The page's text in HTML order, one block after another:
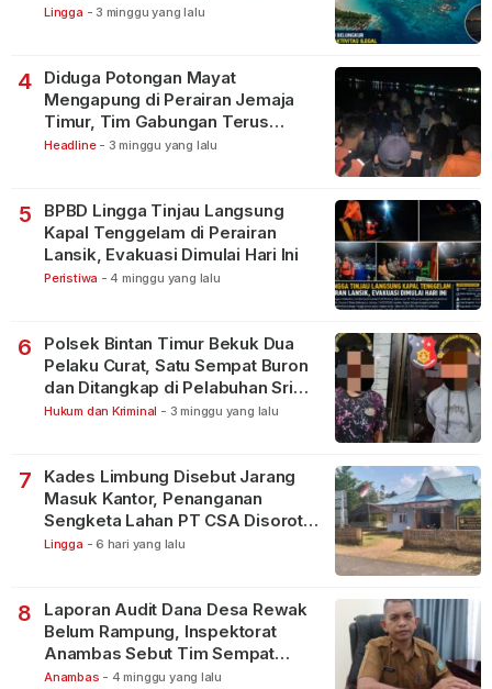
Lingga - 3 minggu yang lalu
4
Diduga Potongan Mayat
Mengapung di Perairan Jemaja
Timur, Tim Gabungan Terus
Lakukan Pencarian
Headline - 3 minggu yang lalu
5
BPBD Lingga Tinjau Langsung
Kapal Tenggelam di Perairan
Lansik, Evakuasi Dimulai Hari Ini
Peristiwa - 4 minggu yang lalu
6
Polsek Bintan Timur Bekuk Dua
Pelaku Curat, Satu Sempat Buron
dan Ditangkap di Pelabuhan Sri
Bintan Pura
Hukum dan Kriminal - 3 minggu yang lalu
7
Kades Limbung Disebut Jarang
Masuk Kantor, Penanganan
Sengketa Lahan PT CSA Disorot
Warga
Lingga - 6 hari yang lalu
8
Laporan Audit Dana Desa Rewak
Belum Rampung, Inspektorat
Anambas Sebut Tim Sempat
Terbagi Tangani Kasus Lain
Anambas - 4 minggu yang lalu